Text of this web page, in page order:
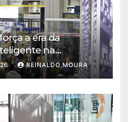
a era da
na
REINALDO MOURA